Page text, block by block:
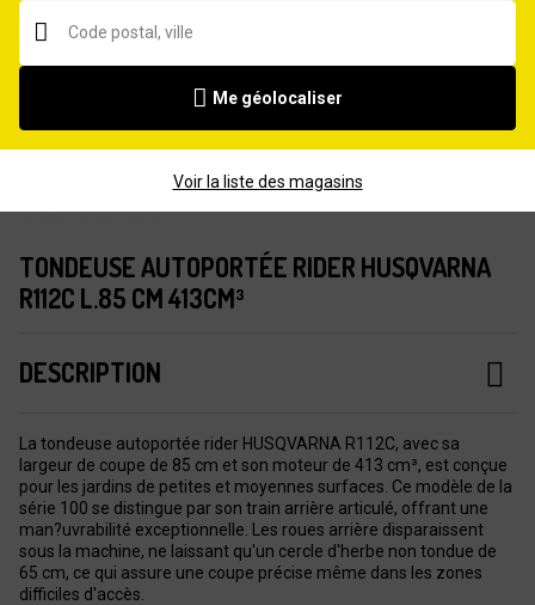
TONDEUSE AUTOPORTÉE RIDER HUSQVARNA
R112C L.85 CM 413CM³
DESCRIPTION
La tondeuse autoportée rider HUSQVARNA R112C, avec sa
largeur de coupe de 85 cm et son moteur de 413 cm³, est conçue
pour les jardins de petites et moyennes surfaces. Ce modèle de la
série 100 se distingue par son train arrière articulé, offrant une
man?uvrabilité exceptionnelle. Les roues arrière disparaissent
sous la machine, ne laissant qu'un cercle d'herbe non tondue de
65 cm, ce qui assure une coupe précise même dans les zones
difficiles d'accès.
Me géolocaliser
Voir la liste des magasins